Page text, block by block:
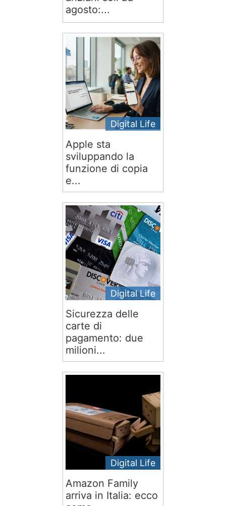
agosto:...
Digital Life
Apple sta
sviluppando la
funzione di copia
e...
Digital Life
Sicurezza delle
carte di
pagamento: due
milioni...
Digital Life
Amazon Family
arriva in Italia: ecco